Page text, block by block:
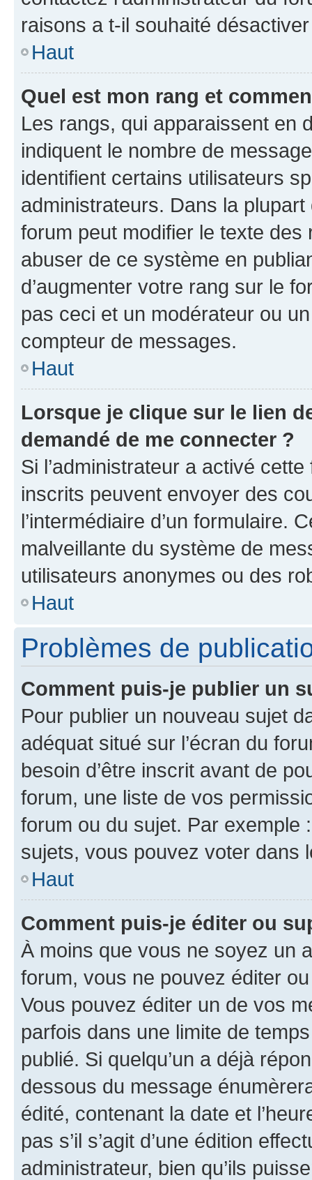
raisons a t-il souhaité
Haut
Quel est mon rang et
Les rangs, qui apparaissent en
indiquent le nombre de
identifient certains utilisateurs
administrateurs. Dans la
forum peut modifier le texte
abuser de ce système en
d’augmenter votre rang sur le
pas ceci et un modérateur ou
compteur de messages.
Haut
Lorsque je clique sur le lien
demandé de me connecter ?
Si l’administrateur a activé
inscrits peuvent envoyer des
l’intermédiaire d’un formulaire.
malveillante du système de
utilisateurs anonymes ou des
Haut
Problèmes de
Comment puis-je publier un
Pour publier un nouveau sujet
adéquat situé sur l’écran du
besoin d’être inscrit avant de
forum, une liste de vos
forum ou du sujet. Par exemple
sujets, vous pouvez voter dans
Haut
Comment puis-je éditer ou
À moins que vous ne soyez un
forum, vous ne pouvez éditer
Vous pouvez éditer un de vos
parfois dans une limite de
publié. Si quelqu’un a déjà
dessous du message
édité, contenant la date et
pas s’il s’agit d’une édition
administrateur, bien qu’ils